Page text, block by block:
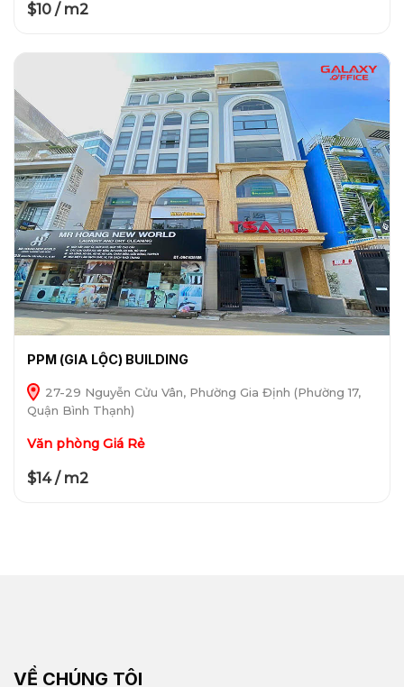
$10 / m2
PPM (GIA LỘC) BUILDING
27-29 Nguyễn Cửu Vân, Phường Gia Định (Phường 17,
Quận Bình Thạnh)
Văn phòng Giá Rẻ
$14 / m2
VỀ CHÚNG TÔI